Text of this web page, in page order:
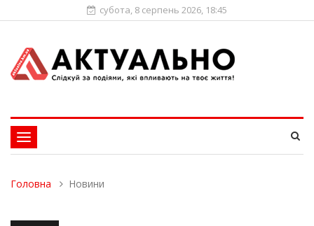
субота, 8 серпень 2026, 18:45
Toggle
navigation
Головна Новини